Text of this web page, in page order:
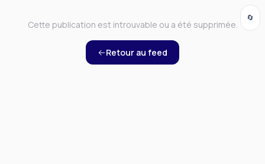
Cette publication est introuvable ou a été supprimée.
Retour au feed
🔄